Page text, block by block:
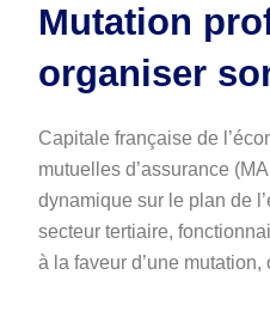
Mutation
organiser
Capitale française de
mutuelles d’assurance
dynamique sur le plan de
secteur tertiaire,
à la faveur d’une